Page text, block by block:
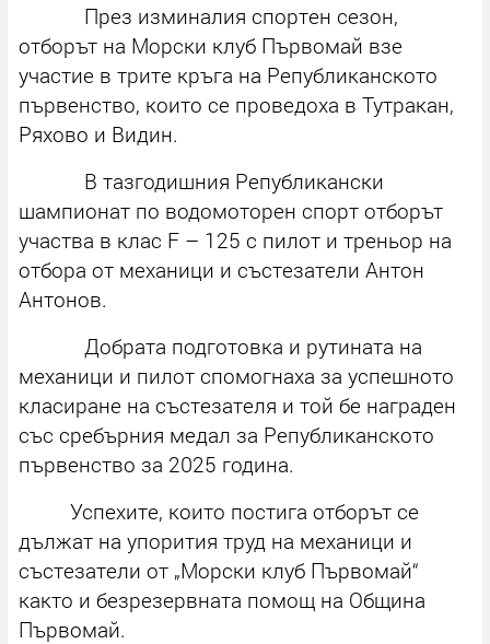
През изминалия спортен сезон,
отборът на Морски клуб Първомай взе
участие в трите кръга на Републиканското
първенство, които се проведоха в Тутракан,
Ряхово и Видин.
В тазгодишния Републикански
шампионат по водомоторен спорт отборът
участва в клас F – 125 с пилот и треньор на
отбора от механици и състезатели Антон
Антонов.
Добрата подготовка и рутината на
механици и пилот спомогнаха за успешното
класиране на състезателя и той бе награден
със сребърния медал за Републиканското
първенство за 2025 година.
Успехите, които постига отборът се
дължат на упорития труд на механици и
състезатели от „Морски клуб Първомай“
както и безрезервната помощ на Община
Първомай.